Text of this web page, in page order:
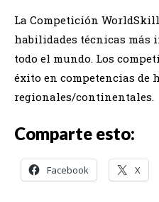
La Competición
habilidades técnicas más
todo el mundo. Los
éxito en competencias de
regionales/continentales.
Comparte esto:
Facebook X